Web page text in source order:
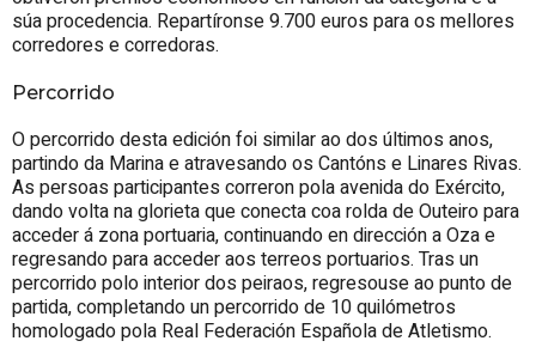
súa procedencia. Repartíronse 9.700 euros para os mellores
corredores e corredoras.
Percorrido
O percorrido desta edición foi similar ao dos últimos anos,
partindo da Marina e atravesando os Cantóns e Linares Rivas.
As persoas participantes correron pola avenida do Exército,
dando volta na glorieta que conecta coa rolda de Outeiro para
acceder á zona portuaria, continuando en dirección a Oza e
regresando para acceder aos terreos portuarios. Tras un
percorrido polo interior dos peiraos, regresouse ao punto de
partida, completando un percorrido de 10 quilómetros
homologado pola Real Federación Española de Atletismo.